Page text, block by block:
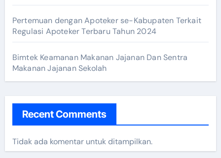
Pertemuan dengan Apoteker se-Kabupaten Terkait
Regulasi Apoteker Terbaru Tahun 2024
Bimtek Keamanan Makanan Jajanan Dan Sentra
Makanan Jajanan Sekolah
Recent Comments
Tidak ada komentar untuk ditampilkan.